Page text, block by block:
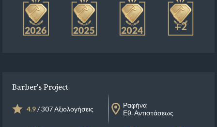
+2
Barber's Project
4.9/ 307 Αξιολογήσεις
Ραφήνα
Εθ. Αντιστάσεως